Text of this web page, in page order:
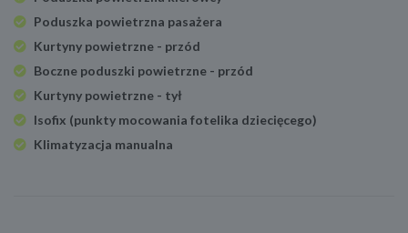
Poduszka powietrzna pasażera
Kurtyny powietrzne - przód
Boczne poduszki powietrzne - przód
Kurtyny powietrzne - tył
Isofix (punkty mocowania fotelika dziecięcego)
Klimatyzacja manualna